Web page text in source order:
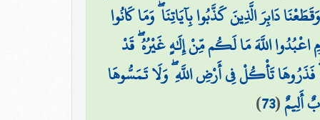
دَابِرَ الَّذِينَ كَذَّبُوا بِآيَاتِنَا ۖ وَمَا كَانُوا
اعْبُدُوا اللَّهَ مَا لَكُم مِّنْ إِلَٰهٍ غَيْرُهُ ۖ قَدْ
تَأْكُلْ فِي أَرْضِ اللَّهِ ۖ وَلَا تَمَسُّوهَا
أَلِيمٌ(
73
)